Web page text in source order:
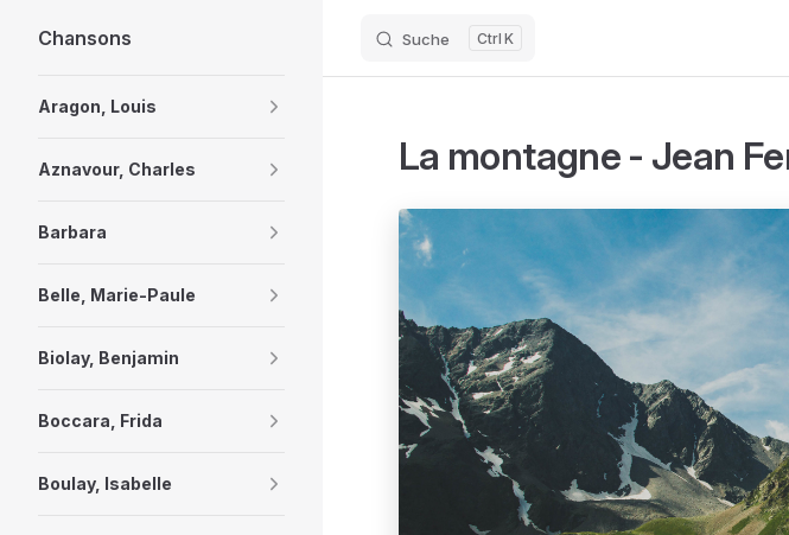
Skip to content
Chansons Suche K
Aragon, Louis
Aznavour, Charles
Barbara
Belle, Marie-Paule
Biolay, Benjamin
Boccara, Frida
Boulay, Isabelle
La montagne - Jean